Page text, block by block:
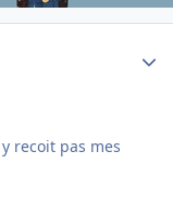
recoit pas mes